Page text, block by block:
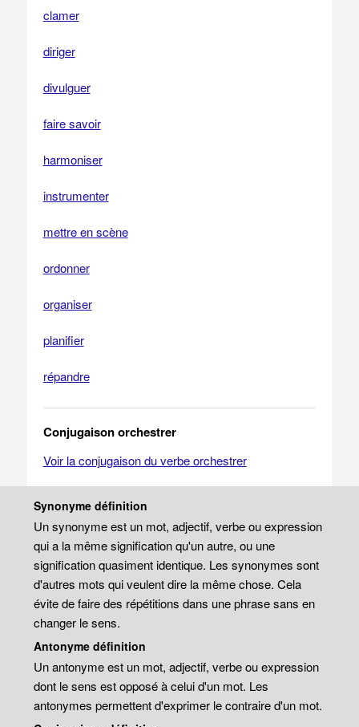
clamer
diriger
divulguer
faire savoir
harmoniser
instrumenter
mettre en scène
ordonner
organiser
planifier
répandre
Conjugaison orchestrer
Voir la conjugaison du verbe orchestrer
Synonyme définition
Un synonyme est un mot, adjectif, verbe ou expression
qui a la même signification qu'un autre, ou une
signification quasiment identique. Les synonymes sont
d'autres mots qui veulent dire la même chose. Cela
évite de faire des répétitions dans une phrase sans en
changer le sens.
Antonyme définition
Un antonyme est un mot, adjectif, verbe ou expression
dont le sens est opposé à celui d'un mot. Les
antonymes permettent d'exprimer le contraire d'un mot.